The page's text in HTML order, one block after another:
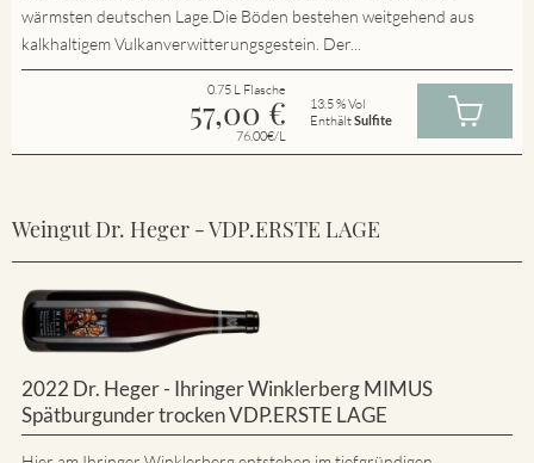
wärmsten deutschen Lage.Die Böden bestehen weitgehend aus
kalkhaltigem Vulkanverwitterungsgestein. Der...
0.75 L Flasche
57,00 €
76.00€/L
13.5 % Vol
EnthältSulfite
Weingut Dr. Heger - VDP.ERSTE LAGE
2022 Dr. Heger - Ihringer Winklerberg MIMUS
Spätburgunder trocken VDP.ERSTE LAGE